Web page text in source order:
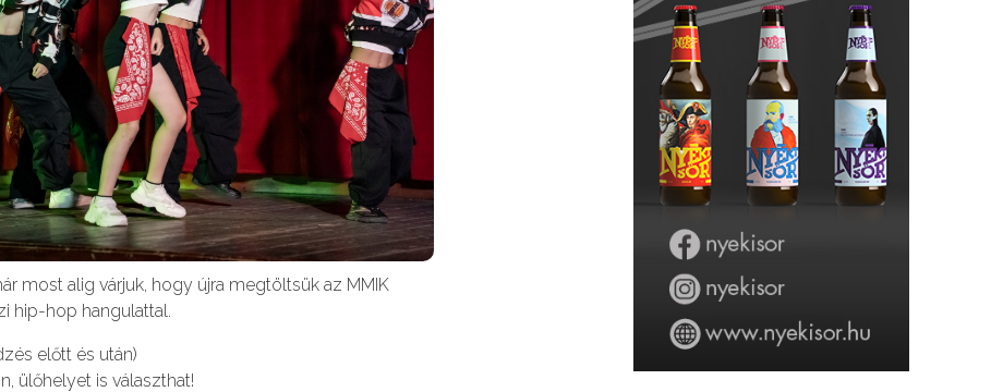
most alig várjuk, hogy újra megtöltsük az MMIK
hip-hop hangulattal.
előtt és után)
ülőhelyet is választhat!